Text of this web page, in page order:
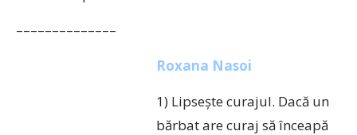
––––––––––––––
Roxana Nasoi
1) Lipseşte curajul. Dacă un
bărbat are curaj să înceapă